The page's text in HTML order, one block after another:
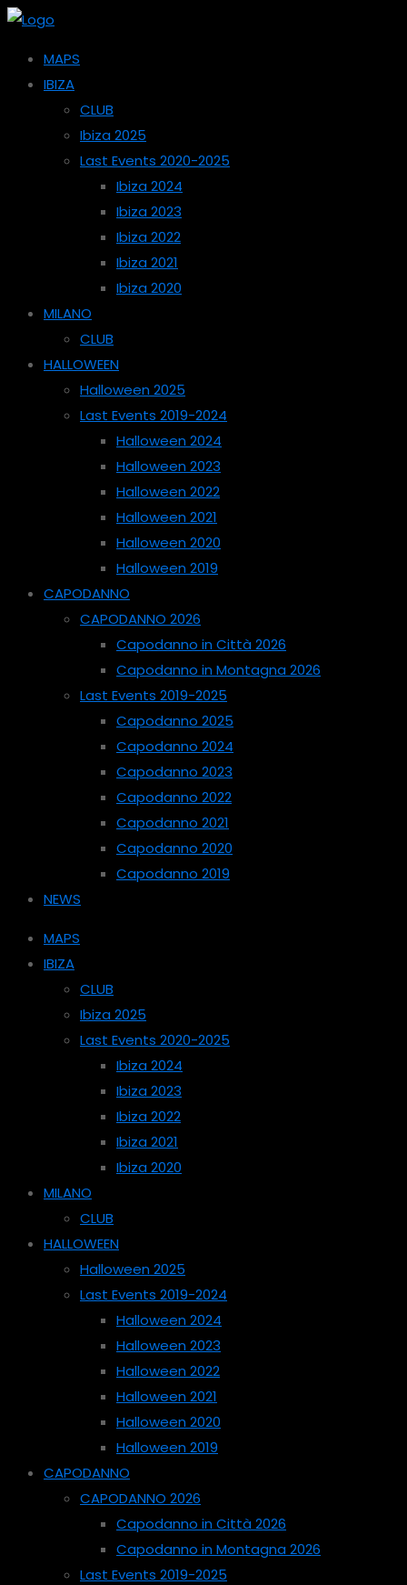
MAPS
IBIZA
CLUB
Ibiza 2025
Last Events 2020-2025
Ibiza 2024
Ibiza 2023
Ibiza 2022
Ibiza 2021
Ibiza 2020
MILANO
CLUB
HALLOWEEN
Halloween 2025
Last Events 2019-2024
Halloween 2024
Halloween 2023
Halloween 2022
Halloween 2021
Halloween 2020
Halloween 2019
CAPODANNO
CAPODANNO 2026
Capodanno in Città 2026
Capodanno in Montagna 2026
Last Events 2019-2025
Capodanno 2025
Capodanno 2024
Capodanno 2023
Capodanno 2022
Capodanno 2021
Capodanno 2020
Capodanno 2019
NEWS
MAPS
IBIZA
CLUB
Ibiza 2025
Last Events 2020-2025
Ibiza 2024
Ibiza 2023
Ibiza 2022
Ibiza 2021
Ibiza 2020
MILANO
CLUB
HALLOWEEN
Halloween 2025
Last Events 2019-2024
Halloween 2024
Halloween 2023
Halloween 2022
Halloween 2021
Halloween 2020
Halloween 2019
CAPODANNO
CAPODANNO 2026
Capodanno in Città 2026
Capodanno in Montagna 2026
Last Events 2019-2025